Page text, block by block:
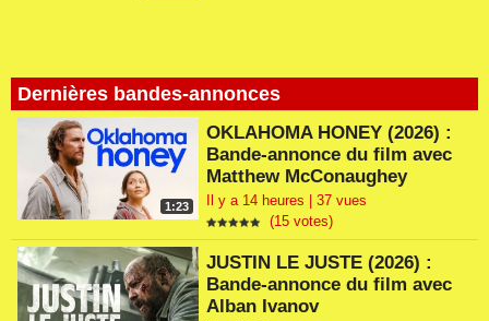
Dernières bandes-annonces
1:23
OKLAHOMA HONEY (2026) :
Bande-annonce du film avec
Matthew McConaughey
Il y a 14 heures | 37 vues
(15 votes)
JUSTIN LE JUSTE (2026) :
Bande-annonce du film avec
Alban Ivanov